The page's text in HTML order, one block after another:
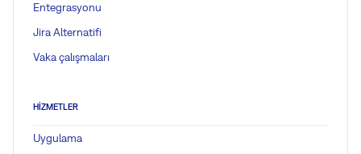
Entegrasyonu
Jira Alternatifi
Vaka çalışmaları
HIZMETLER
Uygulama